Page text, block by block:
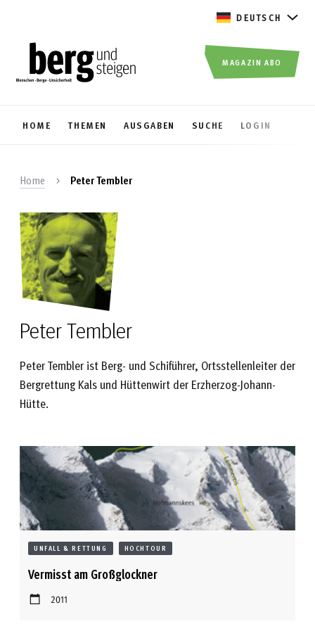
DEUTSCH
HOME THEMEN AUSGABEN SUCHE LOGIN
MAGAZIN ABO
Home Peter Tembler
Peter Tembler
Peter Tembler ist Berg- und Schiführer, Ortsstellenleiter der
Bergrettung Kals und Hüttenwirt der Erzherzog-Johann-
Hütte.
UNFALL & RETTUNG HOCHTOUR
Vermisst am Großglockner
2011